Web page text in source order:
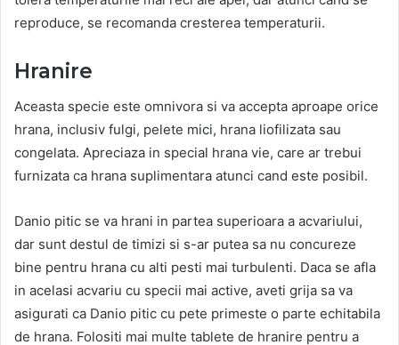
reproduce, se recomanda cresterea temperaturii.
Hranire
Aceasta specie este omnivora si va accepta aproape orice
hrana, inclusiv fulgi, pelete mici, hrana liofilizata sau
congelata. Apreciaza in special hrana vie, care ar trebui
furnizata ca hrana suplimentara atunci cand este posibil.
Danio pitic se va hrani in partea superioara a acvariului,
dar sunt destul de timizi si s-ar putea sa nu concureze
bine pentru hrana cu alti pesti mai turbulenti. Daca se afla
in acelasi acvariu cu specii mai active, aveti grija sa va
asigurati ca Danio pitic cu pete primeste o parte echitabila
de hrana. Folositi mai multe tablete de hranire pentru a